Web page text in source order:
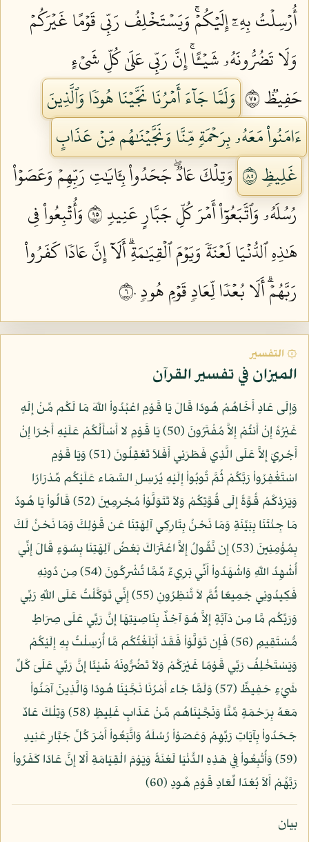
أُرۡسِلۡتُ بِهِۦٓ إِلَيۡكُمۡۚ وَيَسۡتَخۡلِفُ رَبِّي قَوۡمًا غَيۡرَكُمۡ
وَلَا تَضُرُّونَهُۥ شَيۡـًٔاۚ إِنَّ رَبِّي عَلَىٰ كُلِّ شَيۡءٍ
حَفِيظٞ ٥٧
وَلَمَّا جَآءَ أَمۡرُنَا نَجَّيۡنَا هُودٗا وَٱلَّذِينَ
ءَامَنُواْ مَعَهُۥ بِرَحۡمَةٖ مِّنَّا وَنَجَّيۡنَٰهُم مِّنۡ عَذَابٍ
غَلِيظٖ ٥٨
وَتِلۡكَ عَادٞۖ جَحَدُواْ بِـَٔايَٰتِ رَبِّهِمۡ وَعَصَوۡاْ
رُسُلَهُۥ وَٱتَّبَعُوٓاْ أَمۡرَ كُلِّ جَبَّارٍ عَنِيدٖ ٥٩
وَأُتۡبِعُواْ فِي
هَٰذِهِ ٱلدُّنۡيَا لَعۡنَةٗ وَيَوۡمَ ٱلۡقِيَٰمَةِۗ أَلَآ إِنَّ عَادٗا كَفَرُواْ
رَبَّهُمۡۗ أَلَا بُعۡدٗا لِّعَادٖ قَوۡمِ هُودٖ ٦٠
۞ التفسير
الميزان في تفسير القرآن
وَإِلَى عَادٍ أَخَاهُمْ هُودًا قَالَ يَا قَوْمِ اعْبُدُواْ اللّهَ مَا لَكُم مِّنْ إِلَهٍ
غَيْرُهُ إِنْ أَنتُمْ إِلاَّ مُفْتَرُونَ (50) يَا قَوْمِ لا أَسْأَلُكُمْ عَلَيْهِ أَجْرًا إِنْ
أَجْرِيَ إِلاَّ عَلَى الَّذِي فَطَرَنِي أَفَلاَ تَعْقِلُونَ (51) وَيَا قَوْمِ
اسْتَغْفِرُواْ رَبَّكُمْ ثُمَّ تُوبُواْ إِلَيْهِ يُرْسِلِ السَّمَاء عَلَيْكُم مِّدْرَارًا
وَيَزِدْكُمْ قُوَّةً إِلَى قُوَّتِكُمْ وَلاَ تَتَوَلَّوْاْ مُجْرِمِينَ (52) قَالُواْ يَا هُودُ
مَا جِئْتَنَا بِبَيِّنَةٍ وَمَا نَحْنُ بِتَارِكِي آلِهَتِنَا عَن قَوْلِكَ وَمَا نَحْنُ لَكَ
بِمُؤْمِنِينَ (53) إِن نَّقُولُ إِلاَّ اعْتَرَاكَ بَعْضُ آلِهَتِنَا بِسُوَءٍ قَالَ إِنِّي
أُشْهِدُ اللّهِ وَاشْهَدُواْ أَنِّي بَرِيءٌ مِّمَّا تُشْرِكُونَ (54) مِن دُونِهِ
فَكِيدُونِي جَمِيعًا ثُمَّ لاَ تُنظِرُونِ (55) إِنِّي تَوَكَّلْتُ عَلَى اللّهِ رَبِّي
وَرَبِّكُم مَّا مِن دَآبَّةٍ إِلاَّ هُوَ آخِذٌ بِنَاصِيَتِهَا إِنَّ رَبِّي عَلَى صِرَاطٍ
مُّسْتَقِيمٍ (56) فَإِن تَوَلَّوْاْ فَقَدْ أَبْلَغْتُكُم مَّا أُرْسِلْتُ بِهِ إِلَيْكُمْ
وَيَسْتَخْلِفُ رَبِّي قَوْمًا غَيْرَكُمْ وَلاَ تَضُرُّونَهُ شَيْئًا إِنَّ رَبِّي عَلَىَ كُلِّ
شَيْءٍ حَفِيظٌ (57) وَلَمَّا جَاء أَمْرُنَا نَجَّيْنَا هُودًا وَالَّذِينَ آمَنُواْ
مَعَهُ بِرَحْمَةٍ مِّنَّا وَنَجَّيْنَاهُم مِّنْ عَذَابٍ غَلِيظٍ (58) وَتِلْكَ عَادٌ
جَحَدُواْ بِآيَاتِ رَبِّهِمْ وَعَصَوْاْ رُسُلَهُ وَاتَّبَعُواْ أَمْرَ كُلِّ جَبَّارٍ عَنِيدٍ
(59) وَأُتْبِعُواْ فِي هَذِهِ الدُّنْيَا لَعْنَةً وَيَوْمَ الْقِيَامَةِ أَلا إِنَّ عَادًا كَفَرُواْ
رَبَّهُمْ أَلاَ بُعْدًا لِّعَادٍ قَوْمِ هُودٍ (60)
بيان